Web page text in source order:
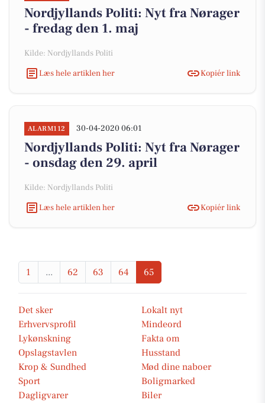
Nordjyllands Politi: Nyt fra Nørager
- fredag den 1. maj
Kilde: Nordjyllands Politi
Læs hele artiklen her
Kopiér link
ALARM112 30-04-2020 06:01
Nordjyllands Politi: Nyt fra Nørager
- onsdag den 29. april
Kilde: Nordjyllands Politi
Læs hele artiklen her
Kopiér link
1 ... 62 63 64 65
Det sker
Lokalt nyt
Erhvervsprofil
Mindeord
Lykønskning
Fakta om
Opslagstavlen
Husstand
Krop & Sundhed
Mød dine naboer
Sport
Boligmarked
Dagligvarer
Biler